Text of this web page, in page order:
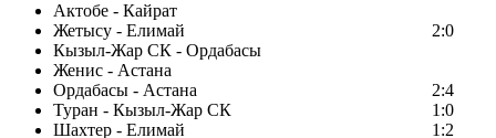
Актобе - Кайрат
Жетысу - Елимай
2:0
Кызыл-Жар СК - Ордабасы
Женис - Астана
Ордабасы - Астана
2:4
Туран - Кызыл-Жар СК
1:0
Шахтер - Елимай
1:2